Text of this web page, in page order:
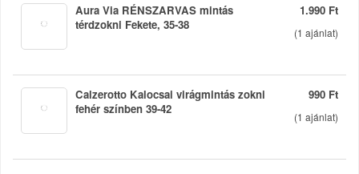
1.990 Ft
(1 ajánlat)
Aura Via RÉNSZARVAS mintás
térdzokni Fekete, 35-38
990 Ft
(1 ajánlat)
Calzerotto Kalocsai virágmintás zokni
fehér színben 39-42